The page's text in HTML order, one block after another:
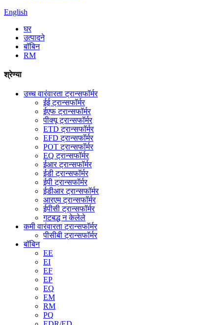
English
घर
उत्पादने
बॉबिन
RM
श्रेण्या
उच्च वारंवारता ट्रान्सफॉर्मर
ईई ट्रान्सफॉर्मर
ईएफ ट्रान्सफॉर्मर
पीक्यू ट्रान्सफॉर्मर
ETD ट्रान्सफॉर्मर
EFD ट्रान्सफॉर्मर
POT ट्रान्सफॉर्मर
EQ ट्रान्सफॉर्मर
ईआर ट्रान्सफॉर्मर
ईडी ट्रान्सफॉर्मर
ईपी ट्रान्सफॉर्मर
ईडीआर ट्रान्सफॉर्मर
आरएम ट्रान्सफॉर्मर
ईपीसी ट्रान्सफॉर्मर
गटबद्ध न केलेले
कमी वारंवारता ट्रान्सफॉर्मर
पीसीबी ट्रान्सफॉर्मर
बॉबिन
EE
EI
EF
EP
EQ
EM
RM
PQ